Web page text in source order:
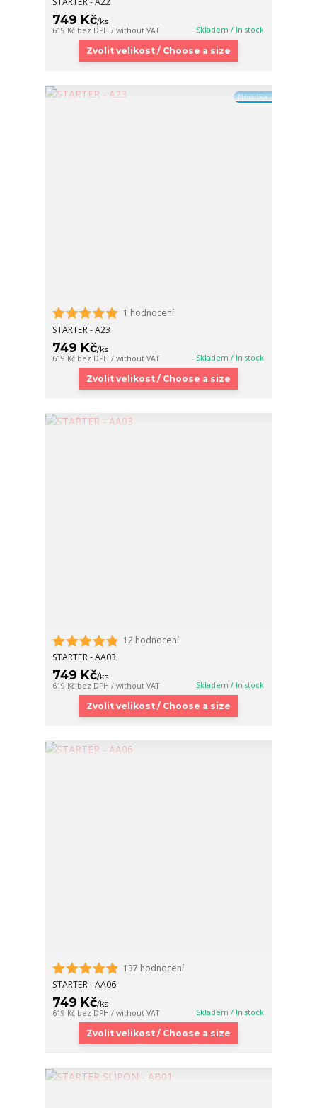
749 Kč/ks
619 Kč bez DPH / without VAT Skladem / In stock
Zvolit velikost / Choose a size
Novinka
1 hodnocení
STARTER - A23
749 Kč/ks
619 Kč bez DPH / without VAT Skladem / In stock
Zvolit velikost / Choose a size
12 hodnocení
STARTER - AA03
749 Kč/ks
619 Kč bez DPH / without VAT Skladem / In stock
Zvolit velikost / Choose a size
137 hodnocení
STARTER - AA06
749 Kč/ks
619 Kč bez DPH / without VAT Skladem / In stock
Zvolit velikost / Choose a size